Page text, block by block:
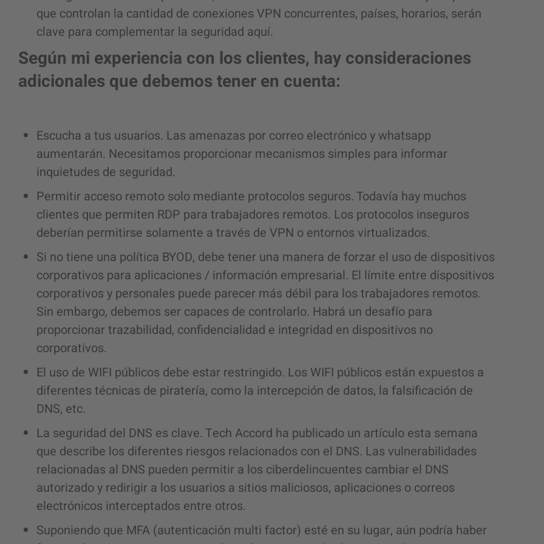
que controlan la cantidad de conexiones VPN concurrentes, países, horarios, serán
clave para complementar la seguridad aquí.
Según mi experiencia con los clientes, hay consideraciones
adicionales que debemos tener en cuenta:
Escucha a tus usuarios. Las amenazas por correo electrónico y whatsapp
aumentarán. Necesitamos proporcionar mecanismos simples para informar
inquietudes de seguridad.
Permitir acceso remoto solo mediante protocolos seguros. Todavía hay muchos
clientes que permiten RDP para trabajadores remotos. Los protocolos inseguros
deberían permitirse solamente a través de VPN o entornos virtualizados.
Si no tiene una política BYOD, debe tener una manera de forzar el uso de dispositivos
corporativos para aplicaciones / información empresarial. El límite entre dispositivos
corporativos y personales puede parecer más débil para los trabajadores remotos.
Sin embargo, debemos ser capaces de controlarlo. Habrá un desafío para
proporcionar trazabilidad, confidencialidad e integridad en dispositivos no
corporativos.
El uso de WIFI públicos debe estar restringido. Los WIFI públicos están expuestos a
diferentes técnicas de piratería, como la intercepción de datos, la falsificación de
DNS, etc.
La seguridad del DNS es clave. Tech Accord ha publicado un artículo esta semana
que describe los diferentes riesgos relacionados con el DNS. Las vulnerabilidades
relacionadas al DNS pueden permitir a los ciberdelincuentes cambiar el DNS
autorizado y redirigir a los usuarios a sitios maliciosos, aplicaciones o correos
electrónicos interceptados entre otros.
Suponiendo que MFA (autenticación multi factor) esté en su lugar, aún podría haber